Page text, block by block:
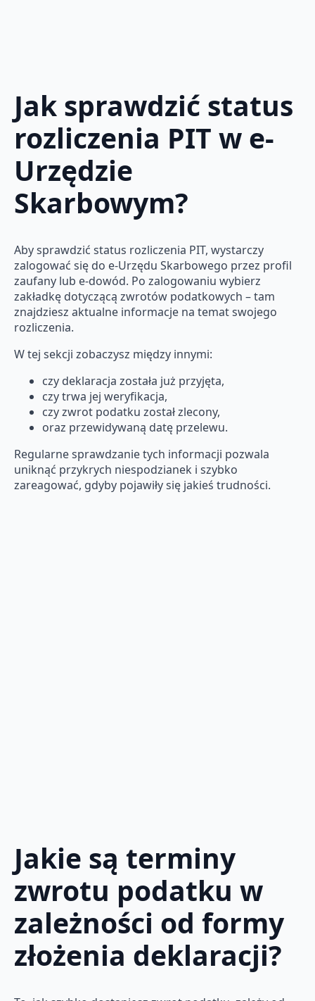
Jak sprawdzić status
rozliczenia PIT w e-
Urzędzie
Skarbowym?
Aby sprawdzić status rozliczenia PIT, wystarczy
zalogować się do e-Urzędu Skarbowego przez profil
zaufany lub e-dowód. Po zalogowaniu wybierz
zakładkę dotyczącą zwrotów podatkowych – tam
znajdziesz aktualne informacje na temat swojego
rozliczenia.
W tej sekcji zobaczysz między innymi:
czy deklaracja została już przyjęta,
czy trwa jej weryfikacja,
czy zwrot podatku został zlecony,
oraz przewidywaną datę przelewu.
Regularne sprawdzanie tych informacji pozwala
uniknąć przykrych niespodzianek i szybko
zareagować, gdyby pojawiły się jakieś trudności.
Jakie są terminy
zwrotu podatku w
zależności od formy
złożenia deklaracji?